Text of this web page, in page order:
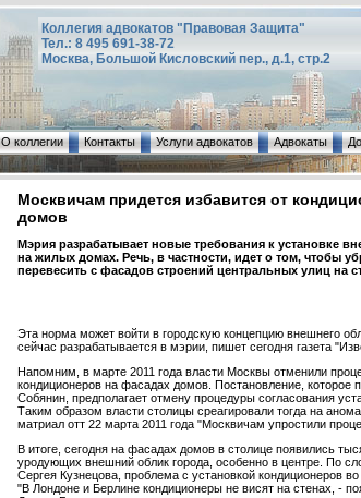
Коллегия адвокатов "Правовая Защита"
Тел.: 8 495 691-38-72
Москва, Большой Кисловский пер., д.1, стр.2
О коллегии Контакты Услуги адвокатов Адвокаты
Москвичам придется избавится от
домов
Мэрия разрабатывает новые требования к установке
на жилых домах. Речь, в частности, идет о том, чтобы
перевесить с фасадов строений центральных улиц на
Эта норма может войти в городскую концепцию внешнего
сейчас разрабатывается в мэрии, пишет сегодня газета
Напомним, в марте 2011 года власти Москвы отменили
кондиционеров на фасадах домов. Постановление, которое
Собянин, предполагает отмену процедуры согласования
Таким образом власти столицы среагировали тогда на
матриал отт 22 марта 2011 года "Москвичам упростили
В итоге, сегодня на фасадах домов в столице появились
уродующих внешний облик города, особенно в центре. По
Сергея Кузнецова, проблема с установкой кондиционеров
"В Лондоне и Берлине кондиционеры не висят на стенах, -